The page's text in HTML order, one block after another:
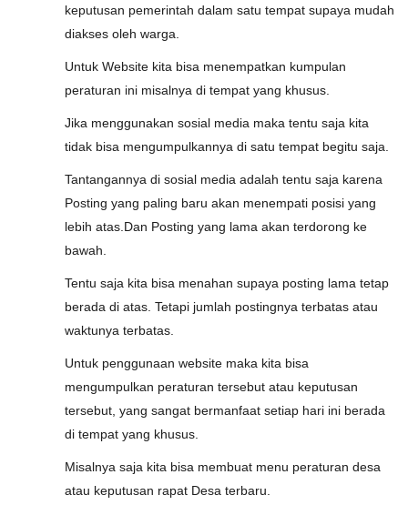
keputusan pemerintah dalam satu tempat supaya mudah
diakses oleh warga.
Untuk Website kita bisa menempatkan kumpulan
peraturan ini misalnya di tempat yang khusus.
Jika menggunakan sosial media maka tentu saja kita
tidak bisa mengumpulkannya di satu tempat begitu saja.
Tantangannya di sosial media adalah tentu saja karena
Posting yang paling baru akan menempati posisi yang
lebih atas.Dan Posting yang lama akan terdorong ke
bawah.
Tentu saja kita bisa menahan supaya posting lama tetap
berada di atas. Tetapi jumlah postingnya terbatas atau
waktunya terbatas.
Untuk penggunaan website maka kita bisa
mengumpulkan peraturan tersebut atau keputusan
tersebut, yang sangat bermanfaat setiap hari ini berada
di tempat yang khusus.
Misalnya saja kita bisa membuat menu peraturan desa
atau keputusan rapat Desa terbaru.